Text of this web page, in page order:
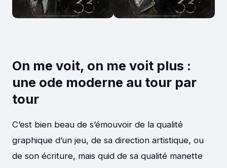
On me voit, on me voit plus :
une ode moderne au tour par
tour
C’est bien beau de s’émouvoir de la qualité
graphique d’un jeu, de sa direction artistique, ou
de son écriture, mais quid de sa qualité manette